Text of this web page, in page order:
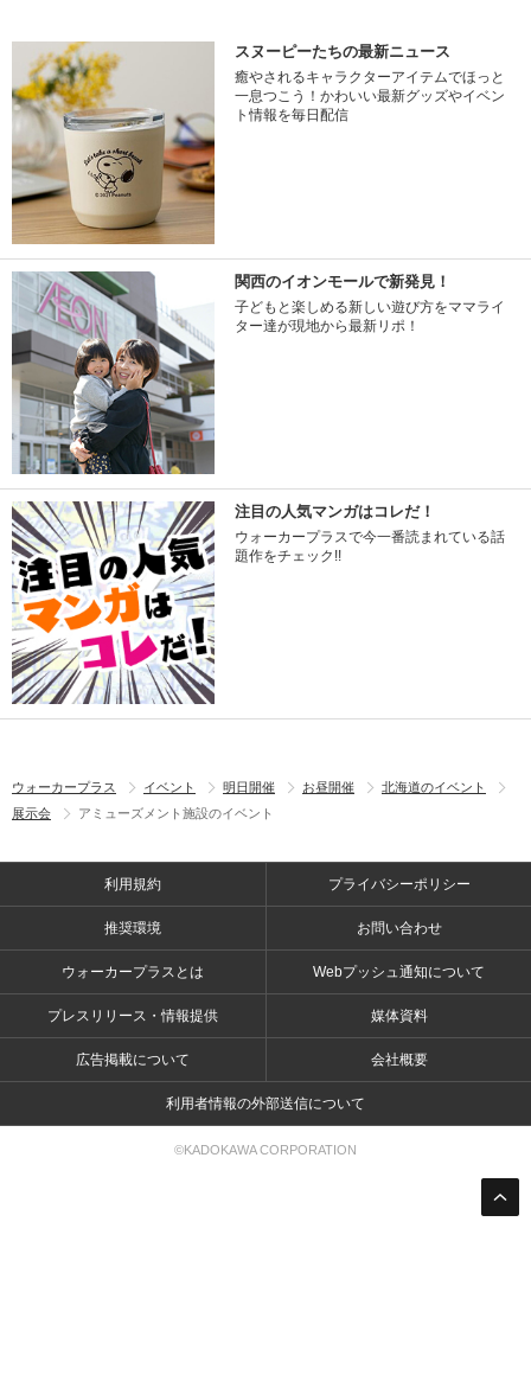
スヌーピーたちの最新ニュース
癒やされるキャラクターアイテムでほっと
一息つこう！かわいい最新グッズやイベン
ト情報を毎日配信
関西のイオンモールで新発見！
子どもと楽しめる新しい遊び方をママライ
ター達が現地から最新リポ！
注目の人気マンガはコレだ！
ウォーカープラスで今一番読まれている話
題作をチェック!!
ウォーカープラス イベント 明日開催 お昼開催
北海道のイベント
展示会
アミューズメント施設のイベント
利用規約 プライバシーポリシー
推奨環境 お問い合わせ
ウォーカープラスとは Webプッシュ通知について
プレスリリース・情報提供 媒体資料
広告掲載について 会社概要
利用者情報の外部送信について
©KADOKAWA CORPORATION